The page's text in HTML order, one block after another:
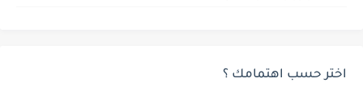
اختر حسب اهتمامك ؟